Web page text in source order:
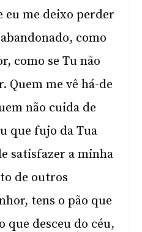
eu me deixo perder
como
como se Tu não
Quem me vê há-de
não cuida de
que fujo da Tua
satisfazer a minha
de outros
tens o pão que
que desceu do céu,